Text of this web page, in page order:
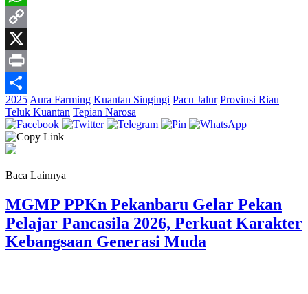
WhatsApp
Copy
Link
X
Print
Share
2025 Aura Farming Kuantan Singingi Pacu Jalur Provinsi Riau
Teluk Kuantan Tepian Narosa
Baca Lainnya
MGMP PPKn Pekanbaru Gelar Pekan
Pelajar Pancasila 2026, Perkuat Karakter
Kebangsaan Generasi Muda